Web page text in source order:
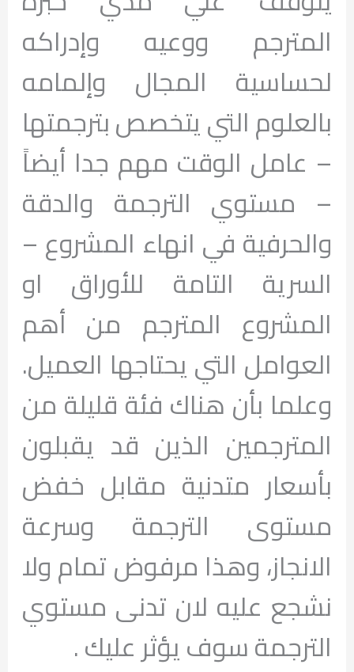
المترجم ووعيه وإدراكه
لحساسية المجال وإلمامه
بالعلوم التي يتخصص بترجمتها
– عامل الوقت مهم جدا أيضاً
– مستوي الترجمة والدقة
والحرفية في انهاء المشروع –
السرية التامة للأوراق او
المشروع المترجم من أهم
العوامل التي يحتاجها العميل.
وعلما بأن هناك فئة قليلة من
المترجمين الذين قد يقبلون
بأسعار متدنية مقابل خفض
مستوى الترجمة وسرعة
الانجاز، وهذا مرفوض تمام ولا
نشجع عليه لان تدنى مستوي
الترجمة سوف يؤثر عليك .